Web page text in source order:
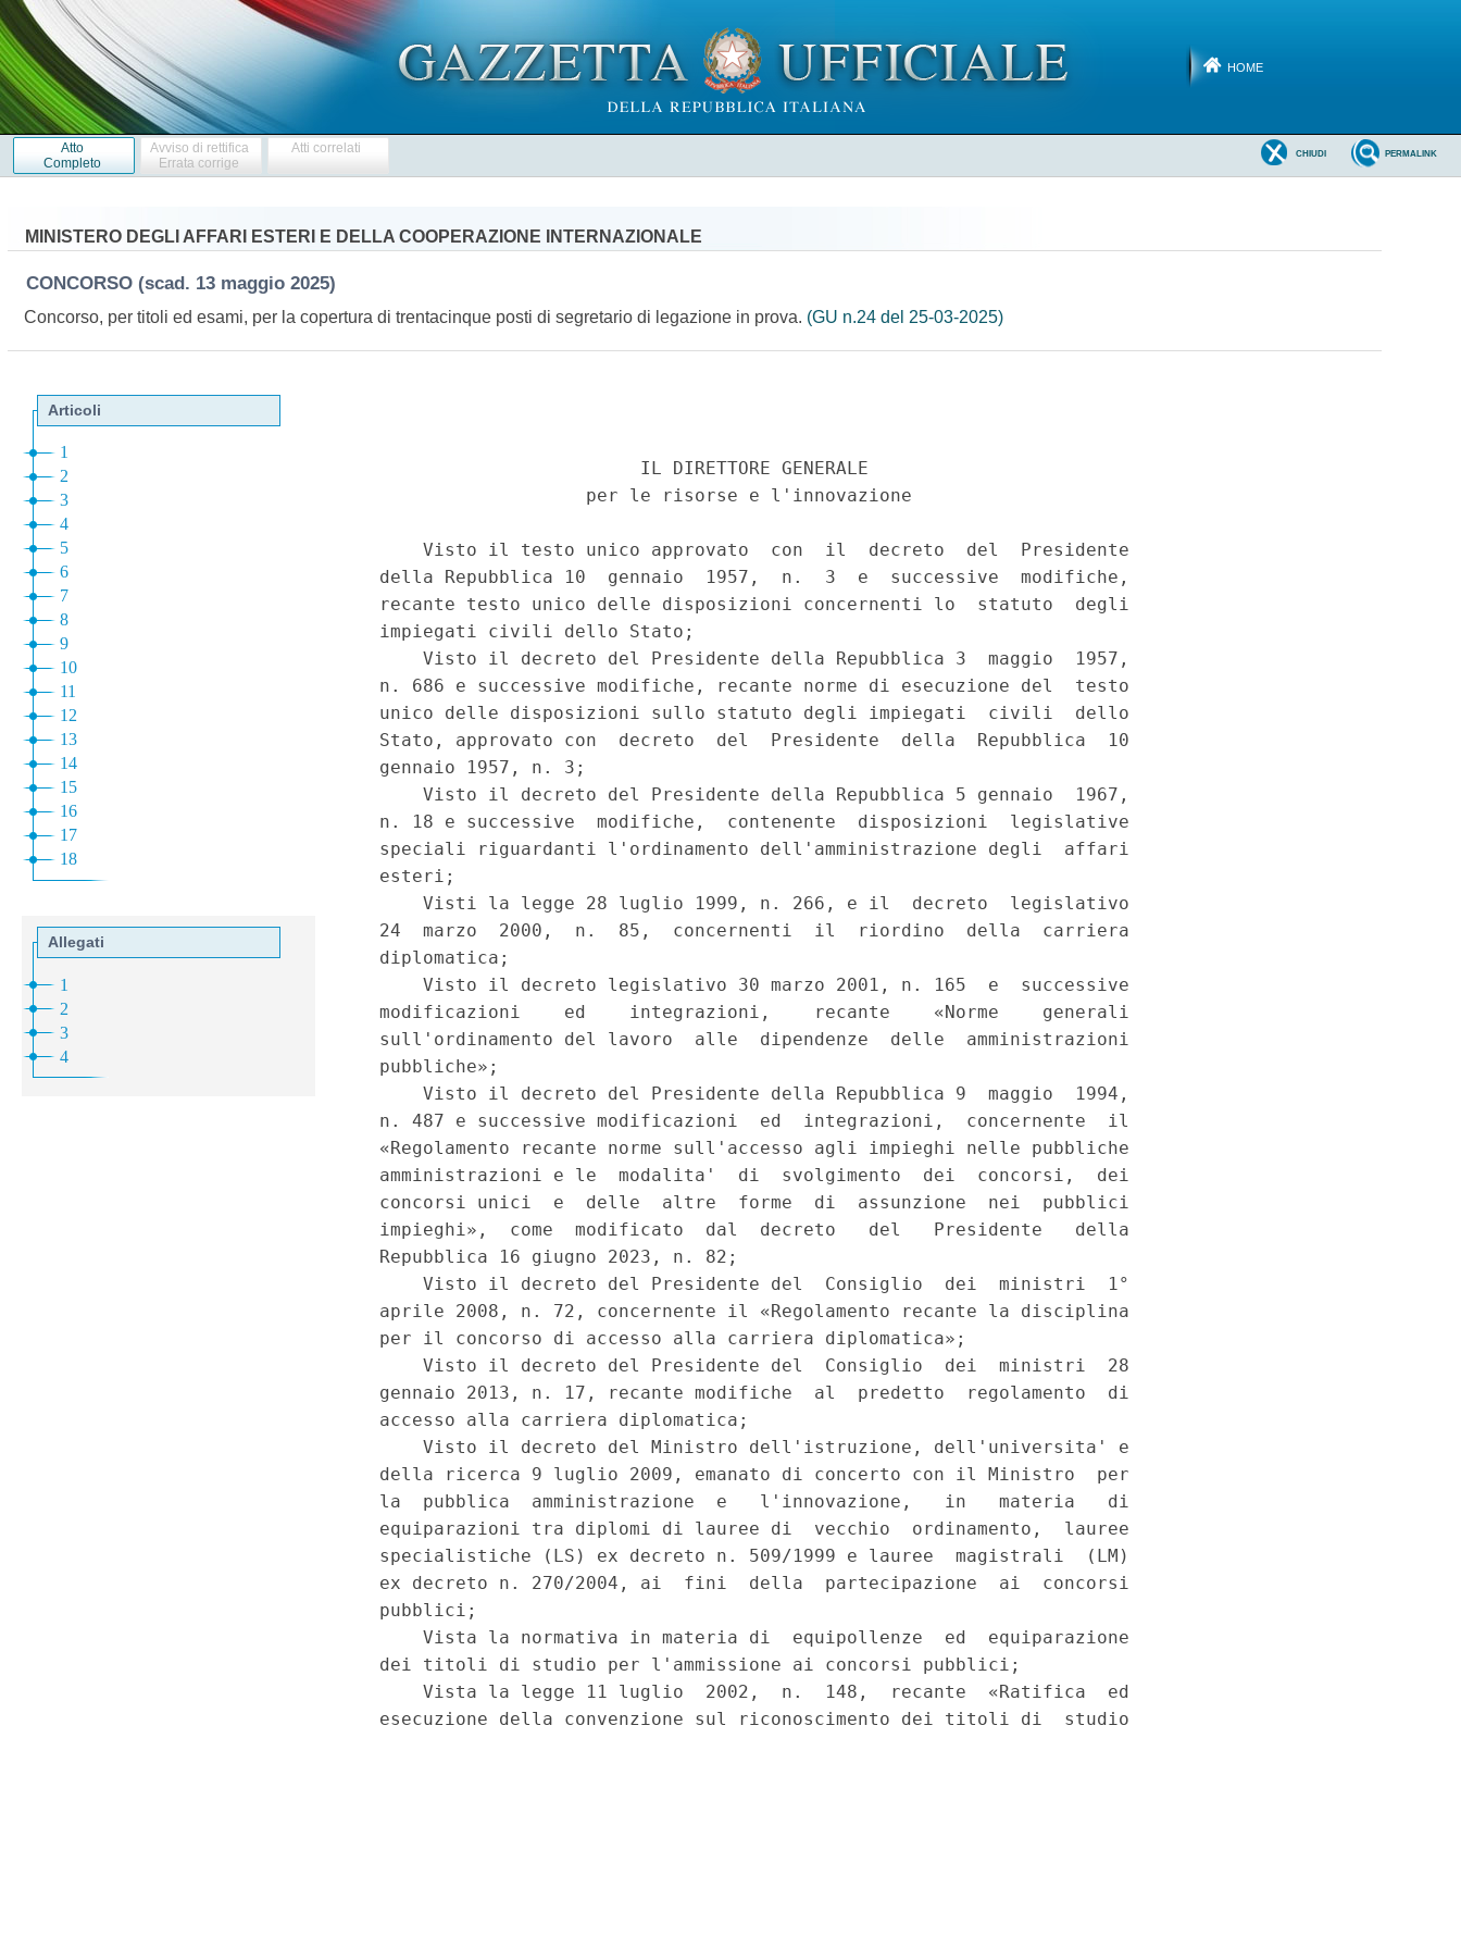
HOME
Atto
Completo
Avviso di rettifica
Errata corrige
Atti correlati PERMALINK
CHIUDI
MINISTERO DEGLI AFFARI ESTERI E DELLA COOPERAZIONE INTERNAZIONALE
CONCORSO (scad. 13 maggio 2025)
Concorso, per titoli ed esami, per la copertura di trentacinque posti di segretario di legazione in prova. (GU n.24 del 25-03-2025)